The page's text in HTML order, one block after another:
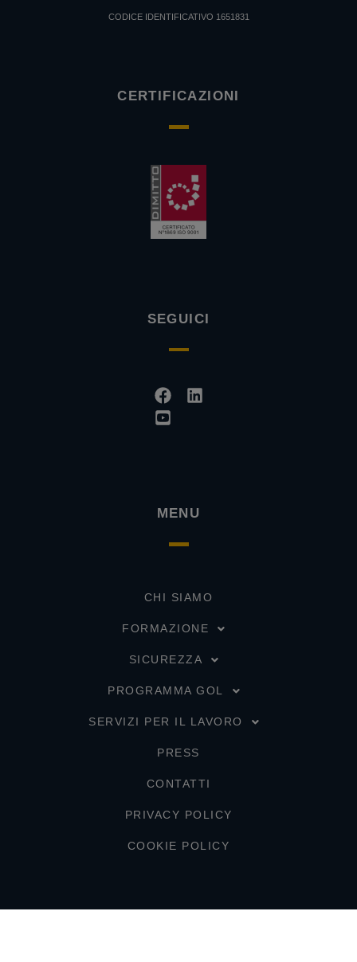
CODICE IDENTIFICATIVO 1651831
CERTIFICAZIONI
SEGUICI
Facebook
Linkedin
Youtube-
square
MENU
CHI SIAMO
FORMAZIONE
SICUREZZA
PROGRAMMA GOL
SERVIZI PER IL LAVORO
PRESS
CONTATTI
PRIVACY POLICY
COOKIE POLICY